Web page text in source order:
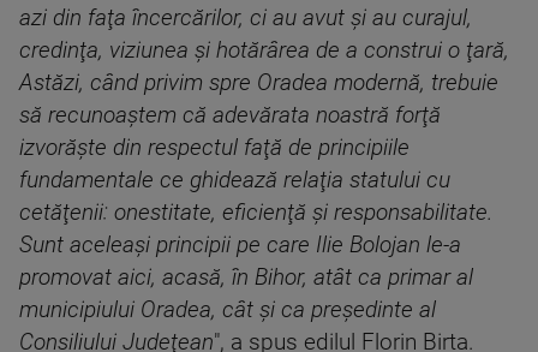
azi din faţa încercărilor, ci au avut şi au curajul,
credinţa, viziunea şi hotărârea de a construi o ţară,
Astăzi, când privim spre Oradea modernă, trebuie
să recunoaştem că adevărata noastră forţă
izvorăşte din respectul faţă de principiile
fundamentale ce ghidează relaţia statului cu
cetăţenii: onestitate, eficienţă şi responsabilitate.
Sunt aceleaşi principii pe care Ilie Bolojan le-a
promovat aici, acasă, în Bihor, atât ca primar al
municipiului Oradea, cât şi ca preşedinte al
Consiliului Judeţean", a spus edilul Florin Birta.